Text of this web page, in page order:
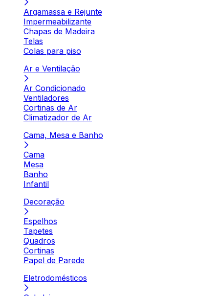
Argamassa e Rejunte
Impermeabilizante
Chapas de Madeira
Telas
Colas para piso
Ar e Ventilação
Ar Condicionado
Ventiladores
Cortinas de Ar
Climatizador de Ar
Cama, Mesa e Banho
Cama
Mesa
Banho
Infantil
Decoração
Espelhos
Tapetes
Quadros
Cortinas
Papel de Parede
Eletrodomésticos